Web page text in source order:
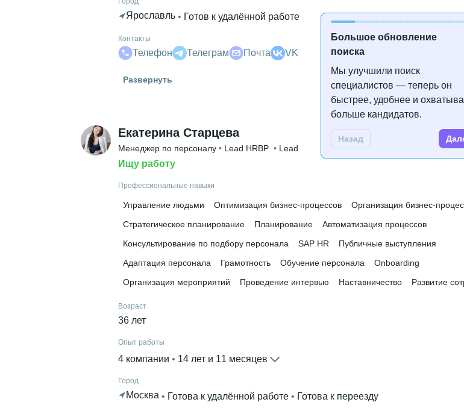
Большое обновление
поиска
Мы улучшили поиск
специалистов — теперь он
быстрее, удобнее и
больше кандидатов.
Назад
Ярославль • Готов к удалённой работе
Контакты
Телефон Телеграм Почта VK
Развернуть
Екатерина Старцева
Менеджер по персоналу • Lead HRBP • Lead
Ищу работу
Профессиональные навыки
Управление людьми Оптимизация бизнес-процессов
Организация бизнес-
Стратегическое планирование
Планирование
Автоматизация процессов
Консультирование по подбору персонала
SAP HR
Публичные выступления
Адаптация персонала
Грамотность Обучение персонала
Onboarding
Организация мероприятий
Проведение интервью Наставничество Развитие
Возраст
36 лет
Опыт работы
4 компании 14 лет и 11 месяцев
Город
Москва • Готова к удалённой работе • Готова к переезду